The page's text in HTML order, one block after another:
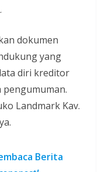
dokumen
yang
diri kreditor
Landmark Kav.
Berita